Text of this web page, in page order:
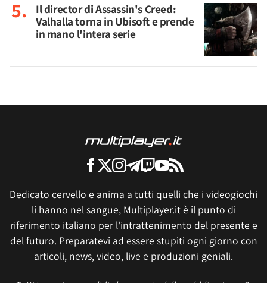
Il director di Assassin's Creed:
Valhalla torna in Ubisoft e prende
in mano l'intera serie
Dedicato cervello e anima a tutti quelli che i videogiochi
li hanno nel sangue, Multiplayer.it è il punto di
riferimento italiano per l'intrattenimento del presente e
del futuro. Preparatevi ad essere stupiti ogni giorno con
articoli, news, video, live e produzioni geniali.